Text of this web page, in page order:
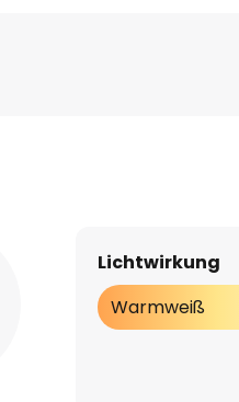
Lichtwirkung
Warmweiß